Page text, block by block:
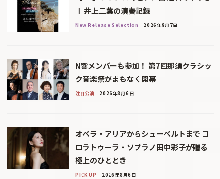
Ⅰ 井上二葉の演奏記録
New Release Selection 2026年8月7日
N響メンバーも参加！ 第7回那須クラシッ
ク音楽祭がまもなく開幕
注目公演 2026年8月6日
オペラ・アリアからシューベルトまで コ
ロラトゥーラ・ソプラノ田中彩子が贈る
極上のひととき
PICK UP 2026年8月6日